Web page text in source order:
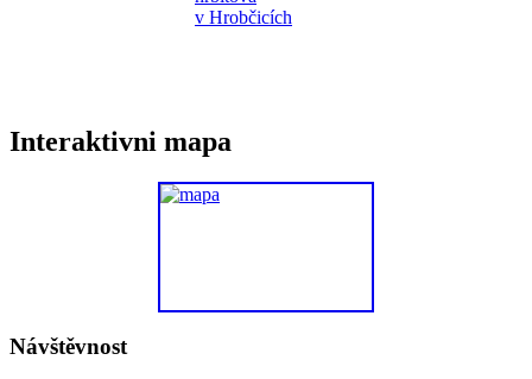
Interaktivni mapa
Návštěvnost